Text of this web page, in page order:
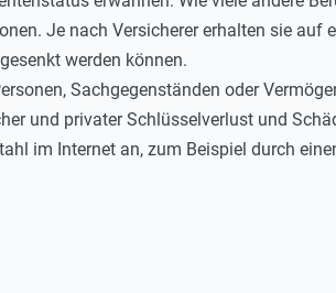
Je nach Versicherer erhalten sie
werden können.
Sachgegenständen oder
und privater Schlüsselverlust und
im Internet an, zum Beispiel durch